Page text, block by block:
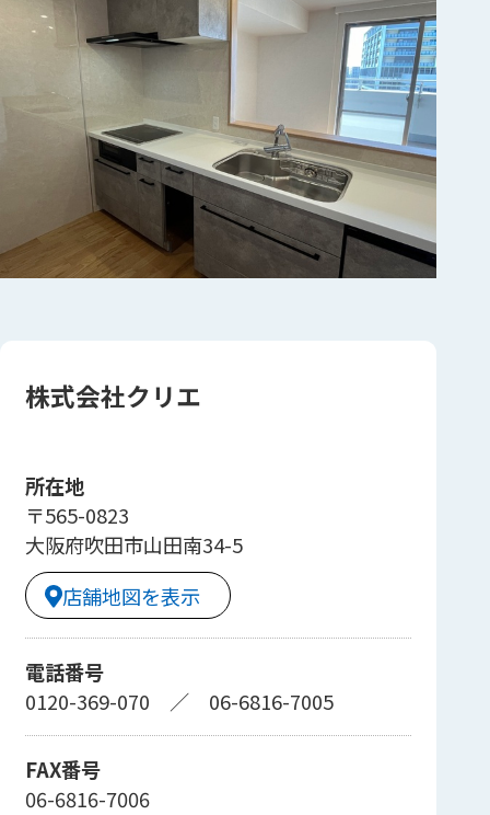
株式会社クリエ
所在地
〒565-0823
大阪府吹田市山田南34-5
店舗地図を表示
電話番号
0120-369-070 ／ 06-6816-7005
FAX番号
06-6816-7006